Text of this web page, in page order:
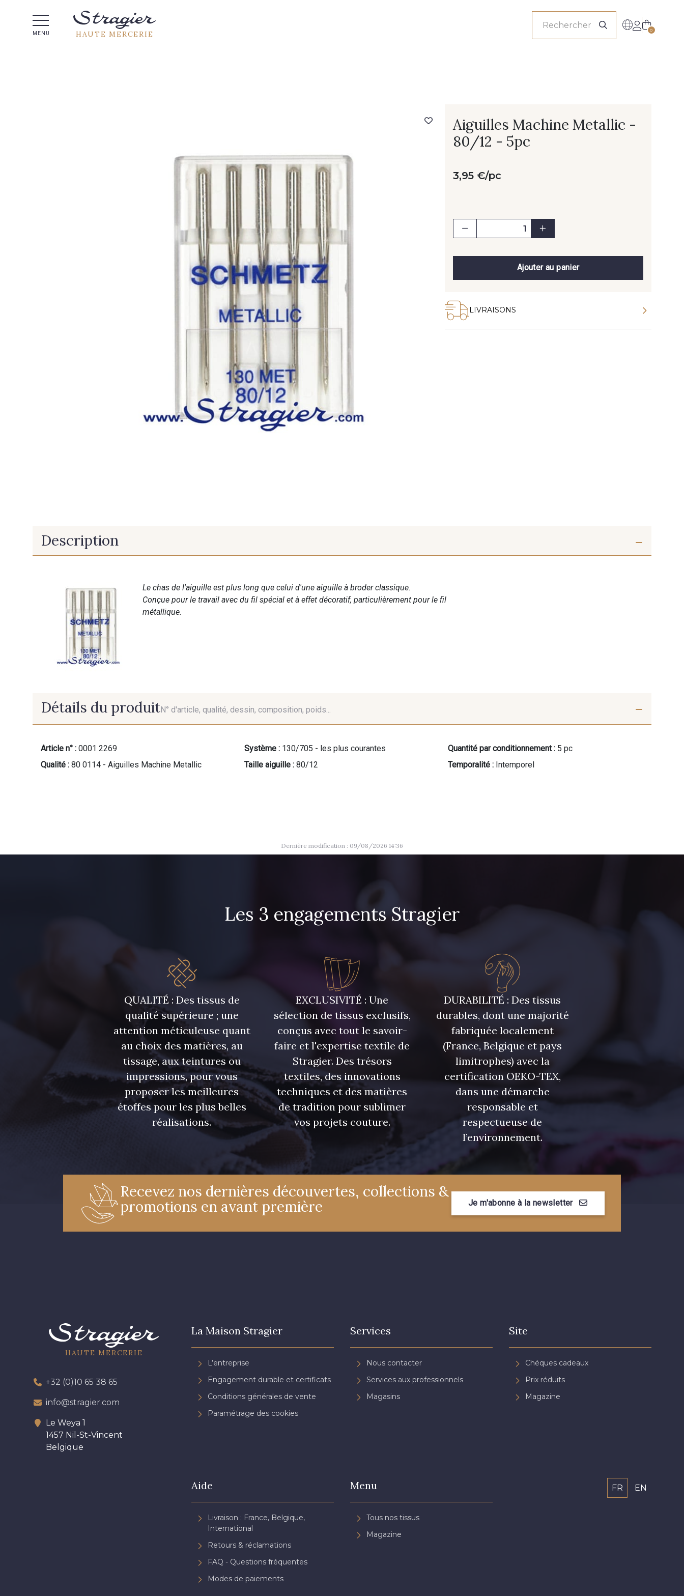
MENU HAUTE MERCERIE 0
Aiguilles Machine Metallic -
80/12 - 5pc
3,95 €/pc
Ajouter au panier
LIVRAISONS
Description
Le chas de l'aiguille est plus long que celui d'une aiguille à broder classique.
Conçue pour le travail avec du fil spécial et à effet décoratif, particulièrement pour le fil
métallique.
Détails du produitN° d'article, qualité, dessin, composition, poids...
Article n° : 0001 2269
Qualité : 80 0114 - Aiguilles Machine Metallic
Système : 130/705 - les plus courantes
Taille aiguille : 80/12
Quantité par conditionnement : 5 pc
Temporalité : Intemporel
Dernière modification : 09/08/2026 14:36
Les 3 engagements Stragier
QUALITÉ : Des tissus de
qualité supérieure ; une
attention méticuleuse quant
au choix des matières, au
tissage, aux teintures ou
impressions, pour vous
proposer les meilleures
étoffes pour les plus belles
réalisations.
EXCLUSIVITÉ : Une
sélection de tissus exclusifs,
conçus avec tout le savoir-
faire et l'expertise textile de
Stragier. Des trésors
textiles, des innovations
techniques et des matières
de tradition pour sublimer
vos projets couture.
DURABILITÉ : Des tissus
durables, dont une majorité
fabriquée localement
(France, Belgique et pays
limitrophes) avec la
certification OEKO-TEX,
dans une démarche
responsable et
respectueuse de
l’environnement.
Recevez nos dernières découvertes, collections &
promotions en avant première
Je m'abonne à la newsletter
HAUTE MERCERIE
+32 (0)10 65 38 65
info@stragier.com
Le Weya 1
1457 Nil-St-Vincent
Belgique
La Maison Stragier
L’entreprise
Engagement durable et certificats
Conditions générales de vente
Paramétrage des cookies
Services
Nous contacter
Services aux professionnels
Magasins
Site
Chéques cadeaux
Prix réduits
Magazine
Aide
Livraison : France, Belgique,
International
Retours & réclamations
FAQ - Questions fréquentes
Modes de paiements
Menu
Tous nos tissus
Magazine
FR EN